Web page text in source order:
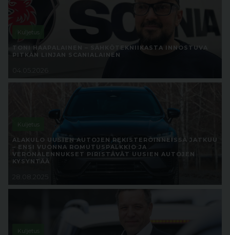
Kuljetus
TONI HAAPALAINEN – SÄHKÖTEKNIIKASTA INNOSTUVA
PITKÄN LINJAN SCANIALAINEN
04.05.2026
Kuljetus
ALAKULO UUSIEN AUTOJEN REKISTERÖINNEISSÄ JATKUU
– ENSI VUONNA ROMUTUSPALKKIO JA
VERONALENNUKSET PIRISTÄVÄT UUSIEN AUTOJEN
KYSYNTÄÄ
28.08.2025
Kuljetus